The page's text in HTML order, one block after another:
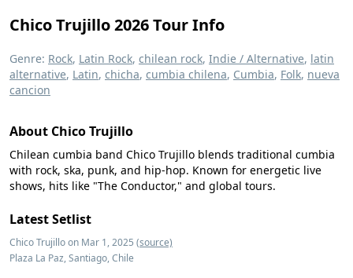
Chico Trujillo 2026 Tour Info
Genre: Rock, Latin Rock, chilean rock, Indie / Alternative, latin
alternative, Latin, chicha, cumbia chilena, Cumbia, Folk, nueva
cancion
About Chico Trujillo
Chilean cumbia band Chico Trujillo blends traditional cumbia
with rock, ska, punk, and hip-hop. Known for energetic live
shows, hits like "The Conductor," and global tours.
Latest Setlist
Chico Trujillo on Mar 1, 2025 (source)
Plaza La Paz, Santiago, Chile